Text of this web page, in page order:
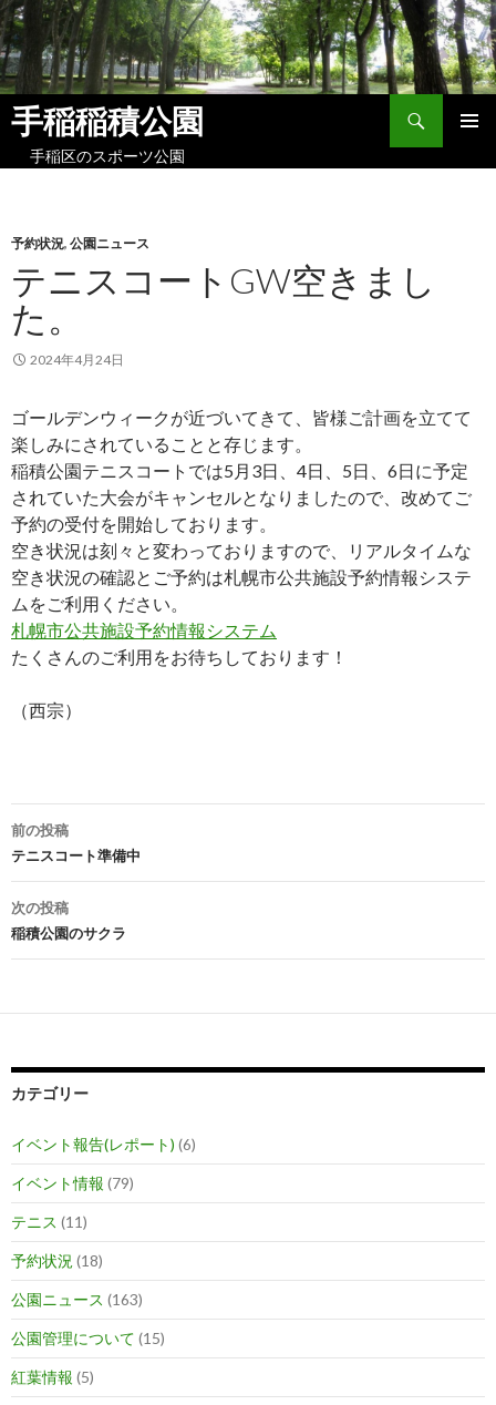
手稲稲積公園
手稲区のスポーツ公園
検
索コ
へ
ス
キ
ッ
プ
予約状況, 公園ニュース
テニスコートGW空きまし
た。
2024年4月24日
ゴールデンウィークが近づいてきて、皆様ご計画を立てて
楽しみにされていることと存じます。
稲積公園テニスコートでは5月3日、4日、5日、6日に予定
されていた大会がキャンセルとなりましたので、改めてご
予約の受付を開始しております。
空き状況は刻々と変わっておりますので、リアルタイムな
空き状況の確認とご予約は札幌市公共施設予約情報システ
ムをご利用ください。
札幌市公共施設予約情報システム
たくさんのご利用をお待ちしております！
（西宗）
投
稿
ナ
ビ
ー
シ
ョ
ン
前の投稿
テニスコート準備中
次の投稿
稲積公園のサクラ
カテゴリー
イベント報告(レポート) (6)
イベント情報 (79)
テニス (11)
予約状況 (18)
公園ニュース (163)
公園管理について (15)
紅葉情報 (5)